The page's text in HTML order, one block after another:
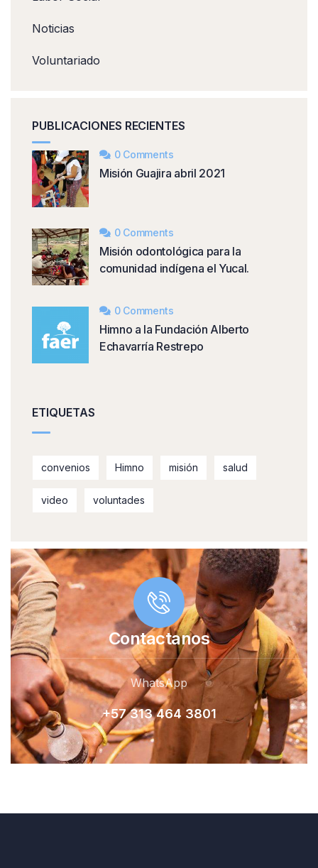
Noticias
Voluntariado
PUBLICACIONES RECIENTES
0 Comments
Misión Guajira abril 2021
0 Comments
Misión odontológica para la
comunidad indígena el Yucal.
0 Comments
Himno a la Fundación Alberto
Echavarría Restrepo
ETIQUETAS
convenios Himno misión salud
video voluntades
Contactanos
WhatsApp
+57 313 464 3801